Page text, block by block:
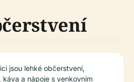
jsou lehké občerstvení,
káva a nápoje s venkovním